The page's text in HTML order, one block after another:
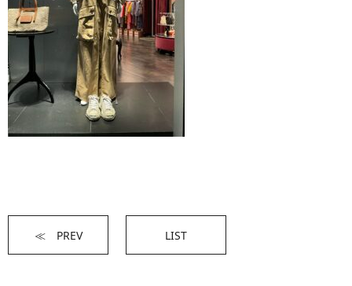
≪ PREV LIST